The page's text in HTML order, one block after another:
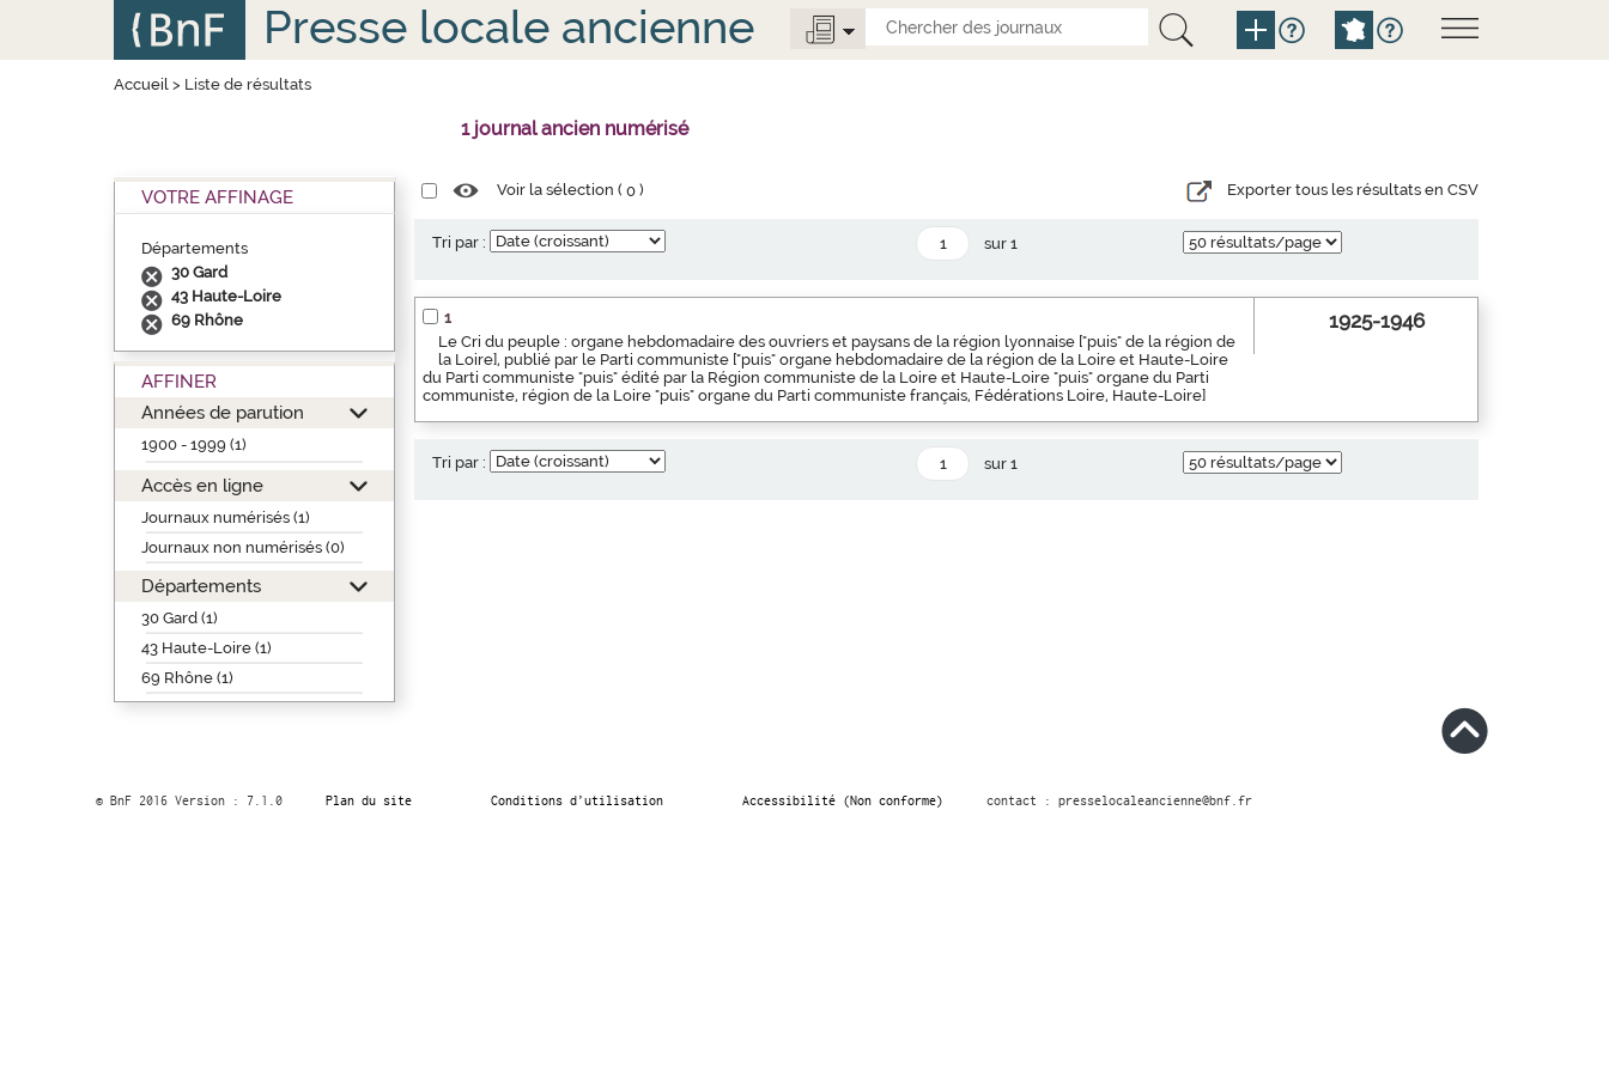
Presse locale ancienne
Accueil> Liste de résultats
1 journal ancien numérisé
VOTRE AFFINAGE
Départements
30 Gard
43 Haute-Loire
69 Rhône
AFFINER
Années de parution
1900 - 1999 (1)
Accès en ligne
Journaux numérisés (1)
Journaux non numérisés (0)
Départements
30 Gard (1)
43 Haute-Loire (1)
69 Rhône (1)
Voir la sélection (0 ) Exporter tous les résultats en CSV
Tri par : sur 1
1
Le Cri du peuple : organe hebdomadaire des ouvriers et paysans de la région lyonnaise ["puis" de la région de
la Loire], publié par le Parti communiste ["puis" organe hebdomadaire de la région de la Loire et Haute-Loire
du Parti communiste "puis" édité par la Région communiste de la Loire et Haute-Loire "puis" organe du Parti
communiste, région de la Loire "puis" organe du Parti communiste français, Fédérations Loire, Haute-Loire]
1925-1946
Tri par : sur 1
© BnF 2016 Version : 7.1.0 Plan du site Conditions d’utilisation Accessibilité (Non conforme) contact : presselocaleancienne@bnf.fr
Panneau de gestion des cookies